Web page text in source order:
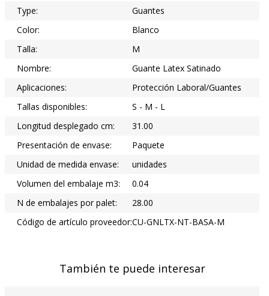
Type:
Guantes
Color:
Blanco
Talla:
M
Nombre:
Guante Latex Satinado
Aplicaciones:
Protección Laboral/Guantes
Tallas disponibles:
S - M - L
Longitud desplegado cm:
31.00
Presentación de envase:
Paquete
Unidad de medida envase:
unidades
Volumen del embalaje m3:
0.04
N de embalajes por palet:
28.00
Código de artículo proveedor:CU-GNLTX-NT-BASA-M
También te puede interesar